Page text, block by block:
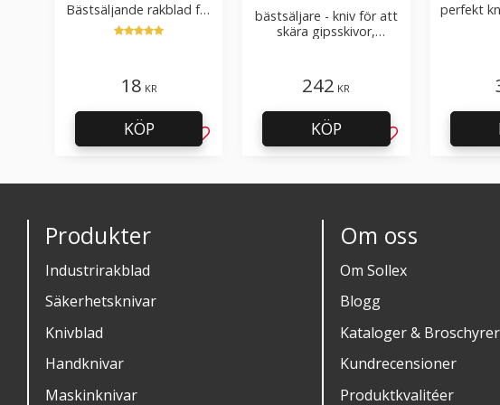
Bästsäljande rakblad för
att skära tapet, tyg, filt,
hobby bruk
18 KR
Lägg till i favoriter
KÖP
bästsäljare - kniv för att
skära gipsskivor,
242 KR
Lägg till i
KÖP
perfekt
Produkter
Industrirakblad
Säkerhetsknivar
Knivblad
Handknivar
Maskinknivar
Om oss
Om Sollex
Blogg
Kataloger & Broschyrer
Kundrecensioner
Produktkvalitéer